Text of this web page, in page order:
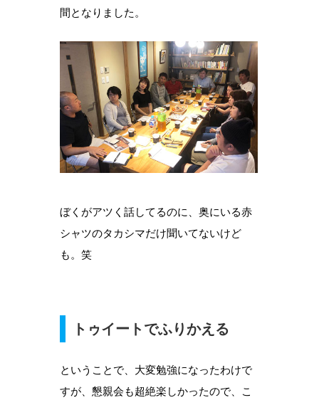
間となりました。
ぼくがアツく話してるのに、奥にいる赤
シャツのタカシマだけ聞いてないけど
も。笑
トゥイートでふりかえる
ということで、大変勉強になったわけで
すが、懇親会も超絶楽しかったので、こ